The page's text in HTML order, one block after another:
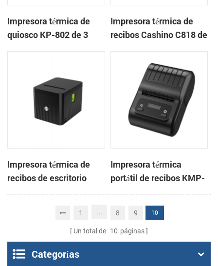
Impresora térmica de
quiosco KP-802 de 3
integrado para quioscos
de apuestas
Impresora térmica de
recibos Cashino C818 de
velocidad, para
sistemas POS y comida
para llevar.
Impresora térmica de
recibos de escritorio
CSN-806 de 80 mm para
Impresora térmica
portátil de recibos KMP-
200 de 58 mm con
Bluetooth y Android
1 ... 8 9 10
Un total de 10 páginas
Categorías